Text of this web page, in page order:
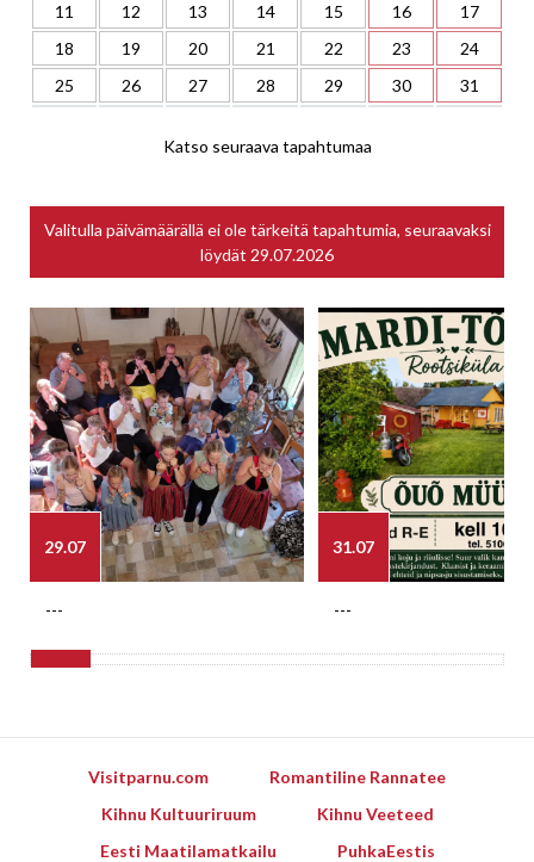
11
12 13 14 15 16
17
18
19 20 21 22 23
24
25
26 27 28 29 30 31
Katso seuraava tapahtumaa
Valitulla päivämäärällä ei ole tärkeitä tapahtumia, seuraavaksi
löydät 29.07.2026
29.07
---
31.07
---
Visitparnu.com
Romantiline Rannatee
Kihnu Kultuuriruum
Kihnu Veeteed
Eesti Maatilamatkailu
PuhkaEestis